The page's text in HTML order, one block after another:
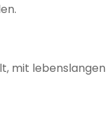
mit